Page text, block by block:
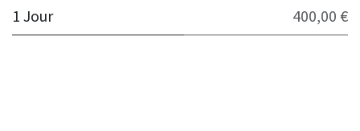
1 Jour
400,00 €